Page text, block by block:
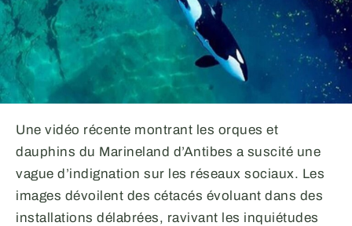
Une vidéo récente montrant les orques et
dauphins du Marineland d’Antibes a suscité une
vague d’indignation sur les réseaux sociaux. Les
images dévoilent des cétacés évoluant dans des
installations délabrées, ravivant les inquiétudes